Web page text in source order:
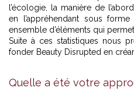
l’écologie, la manière de
en l’appréhendant sous
ensemble d’éléments qui
Suite à ces statistiques nous
fonder Beauty Disrupted en
Quelle a été votre